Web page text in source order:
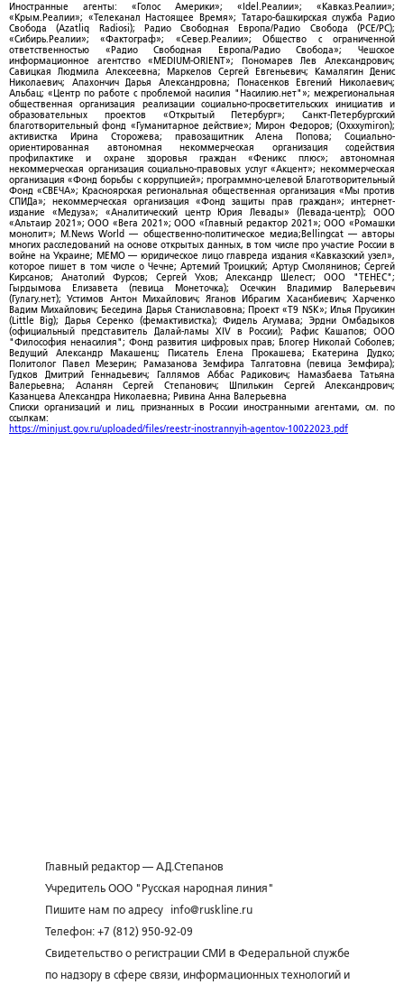
Иностранные агенты: «Голос Америки»; «Idel.Реалии»; «Кавказ.Реалии»;
«Крым.Реалии»; «Телеканал Настоящее Время»; Татаро-башкирская служба Радио
Свобода (Azatliq Radiosi); Радио Свободная Европа/Радио Свобода (PCE/PC);
«Сибирь.Реалии»; «Фактограф»; «Север.Реалии»; Общество с ограниченной
ответственностью «Радио Свободная Европа/Радио Свобода»; Чешское
информационное агентство «MEDIUM-ORIENT»; Пономарев Лев Александрович;
Савицкая Людмила Алексеевна; Маркелов Сергей Евгеньевич; Камалягин Денис
Николаевич; Апахончич Дарья Александровна; Понасенков Евгений Николаевич;
Альбац; «Центр по работе с проблемой насилия "Насилию.нет"»; межрегиональная
общественная организация реализации социально-просветительских инициатив и
образовательных проектов «Открытый Петербург»; Санкт-Петербургский
благотворительный фонд «Гуманитарное действие»; Мирон Федоров; (Oxxxymiron);
активистка Ирина Сторожева; правозащитник Алена Попова; Социально-
ориентированная автономная некоммерческая организация содействия
профилактике и охране здоровья граждан «Феникс плюс»; автономная
некоммерческая организация социально-правовых услуг «Акцент»; некоммерческая
организация «Фонд борьбы с коррупцией»; программно-целевой Благотворительный
Фонд «СВЕЧА»; Красноярская региональная общественная организация «Мы против
СПИДа»; некоммерческая организация «Фонд защиты прав граждан»; интернет-
издание «Медуза»; «Аналитический центр Юрия Левады» (Левада-центр); ООО
«Альтаир 2021»; ООО «Вега 2021»; ООО «Главный редактор 2021»; ООО «Ромашки
монолит»; M.News World — общественно-политическое медиа;Bellingcat — авторы
многих расследований на основе открытых данных, в том числе про участие России в
войне на Украине; МЕМО — юридическое лицо главреда издания «Кавказский узел»,
которое пишет в том числе о Чечне; Артемий Троицкий; Артур Смолянинов; Сергей
Кирсанов; Анатолий Фурсов; Сергей Ухов; Александр Шелест; ООО "ТЕНЕС";
Гырдымова Елизавета (певица Монеточка); Осечкин Владимир Валерьевич
(Гулагу.нет); Устимов Антон Михайлович; Яганов Ибрагим Хасанбиевич; Харченко
Вадим Михайлович; Беседина Дарья Станиславовна; Проект «T9 NSK»; Илья Прусикин
(Little Big); Дарья Серенко (фемактивистка); Фидель Агумава; Эрдни Омбадыков
(официальный представитель Далай-ламы XIV в России); Рафис Кашапов; ООО
"Философия ненасилия"; Фонд развития цифровых прав; Блогер Николай Соболев;
Ведущий Александр Макашенц; Писатель Елена Прокашева; Екатерина Дудко;
Политолог Павел Мезерин; Рамазанова Земфира Талгатовна (певица Земфира);
Гудков Дмитрий Геннадьевич; Галлямов Аббас Радикович; Намазбаева Татьяна
Валерьевна; Асланян Сергей Степанович; Шпилькин Сергей Александрович;
Казанцева Александра Николаевна; Ривина Анна Валерьевна
Списки организаций и лиц, признанных в России иностранными агентами, см. по
ссылкам:
https://minjust.gov.ru/uploaded/files/reestr-inostrannyih-agentov-10022023.pdf
Главный редактор — А.Д.Степанов
Учредитель ООО "Русская народная линия"
Пишите нам по адресу
info@ruskline.ru
Телефон: +7 (812) 950-92-09
Свидетельство о регистрации СМИ в Федеральной службе
по надзору в сфере связи, информационных технологий и